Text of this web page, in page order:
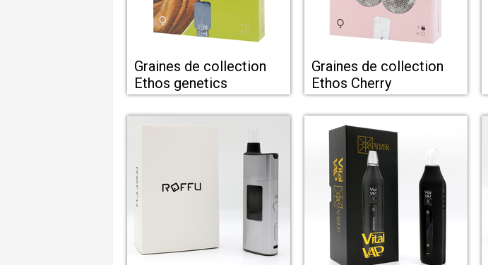
Graines de collection
Ethos genetics
Graines de collection
Ethos Cherry